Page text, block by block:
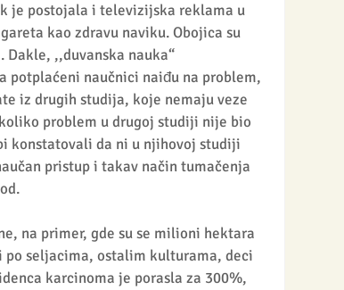
je postojala i televizijska reklama u
kao zdravu naviku. Obojica su
,,duvanska nauka“
potplaćeni naučnici naiđu na problem,
iz drugih studija, koje nemaju veze
problem u drugoj studiji nije bio
konstatovali da ni u njihovoj studiji
pristup i takav način tumačenja
na primer, gde su se milioni hektara
po seljacima, ostalim kulturama, deci
karcinoma je porasla za 300%,